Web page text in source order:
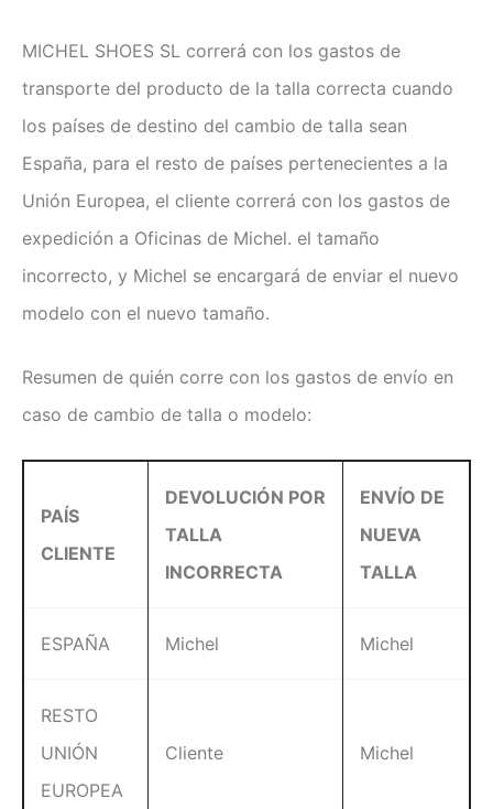
MICHEL SHOES SL correrá con los gastos de
transporte del producto de la talla correcta cuando
los países de destino del cambio de talla sean
España, para el resto de países pertenecientes a la
Unión Europea, el cliente correrá con los gastos de
expedición a Oficinas de Michel. el tamaño
incorrecto, y Michel se encargará de enviar el nuevo
modelo con el nuevo tamaño.
Resumen de quién corre con los gastos de envío en
caso de cambio de talla o modelo:
PAÍS
CLIENTE
DEVOLUCIÓN POR
TALLA
INCORRECTA
ENVÍO DE
NUEVA
TALLA
ESPAÑA Michel Michel
RESTO
UNIÓN
EUROPEA
Cliente Michel